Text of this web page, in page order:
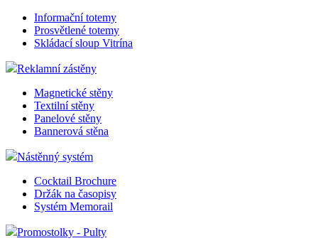
Informační totemy
Prosvětlené totemy
Skládací sloup Vitrína
Reklamní zástěny
Magnetické stěny
Textilní stěny
Panelové stěny
Bannerová stěna
Nástěnný systém
Cocktail Brochure
Držák na časopisy
Systém Memorail
Promostolky - Pulty